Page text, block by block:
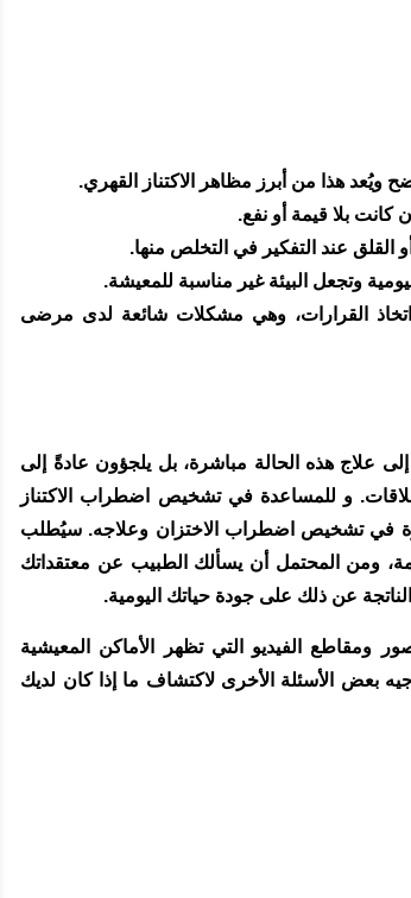
ويُعد هذا من أبرز مظاهر الاكتناز القهري.
بلا قيمة أو نفع.
عند التفكير في التخلص منها.
وتجعل البيئة غير مناسبة للمعيشة.
القرارات، وهي مشكلات شائعة لدى مرضى
علاج هذه الحالة مباشرة، بل يلجؤون عادةً إلى
و للمساعدة في تشخيص اضطراب الاكتناز
في تشخيص اضطراب الاختزان وعلاجه. سيُطلب
ومن المحتمل أن يسألك الطبيب عن معتقداتك
عن ذلك على جودة حياتك اليومية.
ومقاطع الفيديو التي تظهر الأماكن المعيشية
بعض الأسئلة الأخرى لاكتشاف ما إذا كان لديك